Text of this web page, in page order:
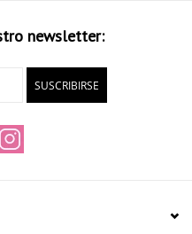
newsletter:
SUSCRIBIRSE